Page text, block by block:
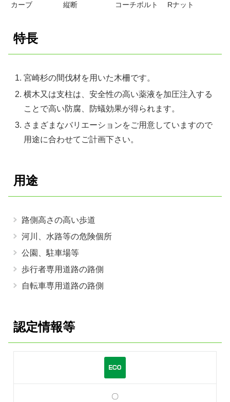
カーブ 縦断 コーチボルト Rナット
特長
宮崎杉の間伐材を用いた木柵です。
横木又は支柱は、安全性の高い薬液を加圧注入する
ことで高い防腐、防蟻効果が得られます。
さまざまなバリエーションをご用意していますので
用途に合わせてご計画下さい。
用途
路側高さの高い歩道
河川、水路等の危険個所
公園、駐車場等
歩行者専用道路の路側
自転車専用道路の路側
認定情報等
〇